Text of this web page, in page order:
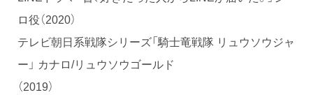
ロ役（2020）
テレビ朝日系戦隊シリーズ「騎士竜戦隊 リュウソウジャ
ー」 カナロ/リュウソウゴールド
（2019）